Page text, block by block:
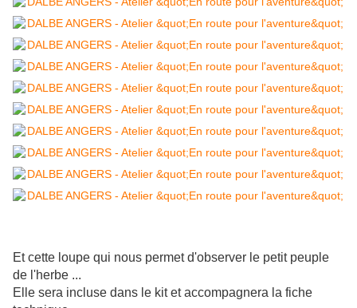
Et cette loupe qui nous permet d'observer le petit peuple
de l'herbe ...
Elle sera incluse dans le kit et accompagnera la fiche